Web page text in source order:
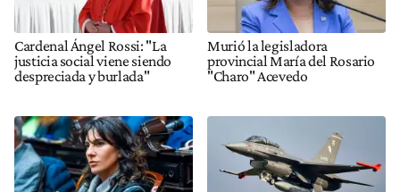
Cardenal Ángel Rossi: "La
justicia social viene siendo
despreciada y burlada"
Murió la legisladora
provincial María del Rosario
"Charo" Acevedo